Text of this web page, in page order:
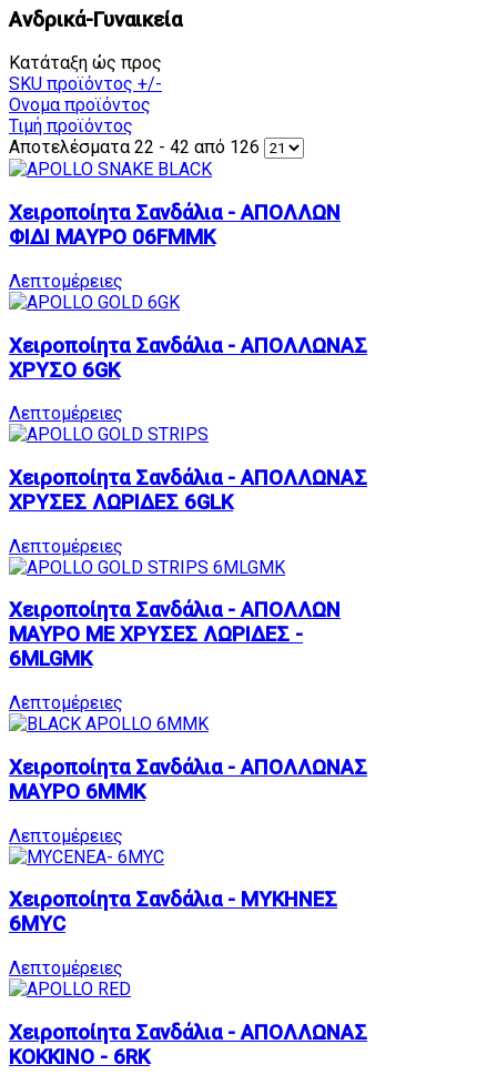
Ανδρικά-Γυναικεία
Κατάταξη ώς προς
SKU προϊόντος +/-
Ονομα προϊόντος
Τιμή προϊόντος
Αποτελέσματα 22 - 42 από 126
Χειροποίητα Σανδάλια - ΑΠΟΛΛΩΝ
ΦΙΔΙ ΜΑΥΡΟ 06FMMK
Λεπτομέρειες
Χειροποίητα Σανδάλια - ΑΠΟΛΛΩΝΑΣ
ΧΡΥΣΟ 6GK
Λεπτομέρειες
Χειροποίητα Σανδάλια - ΑΠΟΛΛΩΝΑΣ
ΧΡΥΣΕΣ ΛΩΡΙΔΕΣ 6GLK
Λεπτομέρειες
Χειροποίητα Σανδάλια - ΑΠΟΛΛΩΝ
ΜΑΥΡΟ ΜΕ ΧΡΥΣΕΣ ΛΩΡΙΔΕΣ -
6MLGMK
Λεπτομέρειες
Χειροποίητα Σανδάλια - ΑΠΟΛΛΩΝΑΣ
ΜΑΥΡΟ 6MMK
Λεπτομέρειες
Χειροποίητα Σανδάλια - ΜΥΚΗΝΕΣ
6MYC
Λεπτομέρειες
Χειροποίητα Σανδάλια - ΑΠΟΛΛΩΝΑΣ
ΚΟΚΚΙΝΟ - 6RK